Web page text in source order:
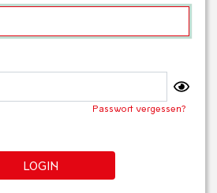
Passwort vergessen?
LOGIN